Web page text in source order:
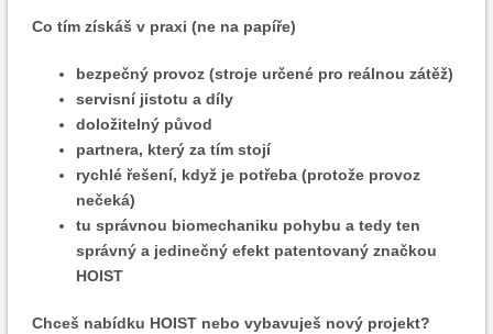
Co tím získáš v praxi (ne na papíře)
bezpečný provoz (stroje určené pro reálnou zátěž)
servisní jistotu a díly
doložitelný původ
partnera, který za tím stojí
rychlé řešení, když je potřeba (protože provoz
nečeká)
tu správnou biomechaniku pohybu a tedy ten
správný a jedinečný efekt patentovaný značkou
HOIST
Chceš nabídku HOIST nebo vybavuješ nový projekt?